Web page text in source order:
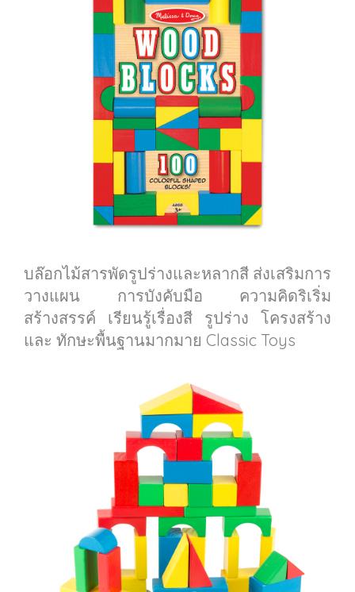
บล๊อกไม้สารพัดรูปร่างและหลากสี ส่งเสริมการ
วางแผน การบังคับมือ ความคิดริเริ่ม
สร้างสรรค์ เรียนรู้เรื่องสี รูปร่าง โครงสร้าง
และ ทักษะพื้นฐานมากมาย Classic Toys